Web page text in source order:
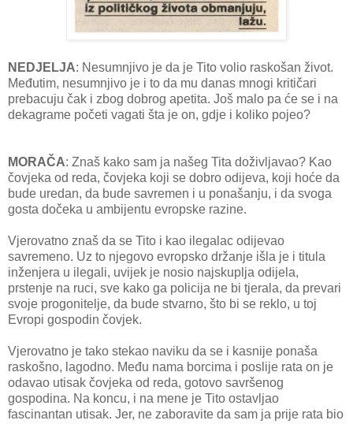
NEDJELJA: Nesumnjivo je da je Tito volio raskošan život.
Međutim, nesumnjivo je i to da mu danas mnogi kritičari
prebacuju čak i zbog dobrog apetita. Još malo pa će se i na
dekagrame početi vagati šta je on, gdje i koliko pojeo?
MORAČA: Znaš kako sam ja našeg Tita doživljavao? Kao
čovjeka od reda, čovjeka koji se dobro odijeva, koji hoće da
bude uredan, da bude savremen i u ponašanju, i da svoga
gosta dočeka u ambijentu evropske razine.
Vjerovatno znaš da se Tito i kao ilegalac odijevao
savremeno. Uz to njegovo evropsko držanje išla je i titula
inženjera u ilegali, uvijek je nosio najskuplja odijela,
prstenje na ruci, sve kako ga policija ne bi tjerala, da prevari
svoje progonitelje, da bude stvarno, što bi se reklo, u toj
Evropi gospodin čovjek.
Vjerovatno je tako stekao naviku da se i kasnije ponaša
raskošno, lagodno. Među nama borcima i poslije rata on je
odavao utisak čovjeka od reda, gotovo savršenog
gospodina. Na koncu, i na mene je Tito ostavljao
fascinantan utisak. Jer, ne zaboravite da sam ja prije rata bio